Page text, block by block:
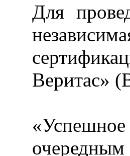
Для
Веритас»